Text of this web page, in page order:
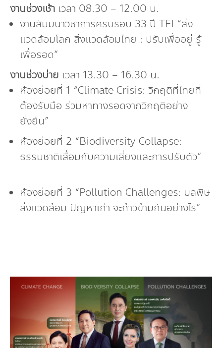
งานช่วงเช้า เวลา 08.30 – 12.00 น.
งานสัมมนาวิชาการครบรอบ 33 ปี TEI “สิ่ง
แวดล้อมโลก สิ่งแวดล้อมไทย : ปรับเพื่ออยู่ รู้
เพื่อรอด”
งานช่วงบ่าย เวลา 13.30 – 16.30 น.
ห้องย่อยที่ 1 “Climate Crisis: วิกฤติที่ไทยที่
ต้องรับมือ ร่วมหาทางรอดจากวิกฤติอย่าง
ยั่งยืน”
ห้องย่อยที่ 2 “Biodiversity Collapse:
ธรรมชาติเสื่อมกับความเสี่ยงและการปรับตัว”
ห้องย่อยที่ 3 “Pollution Challenges: มลพิษ
สิ่งแวดล้อม ปัญหาเก่า จะก้าวข้ามกันอย่างไร”